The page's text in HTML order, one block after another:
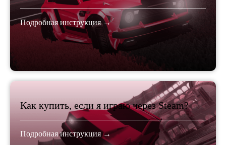
Подробная инструкция →
Как купить, если я играю через Steam?
Подробная инструкция →